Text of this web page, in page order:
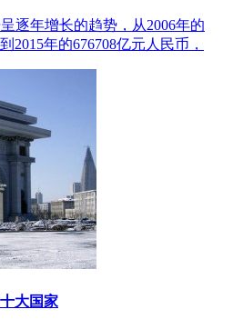
逐年增长的趋势，从2006年的
2015年的676708亿元人民币，
大国家